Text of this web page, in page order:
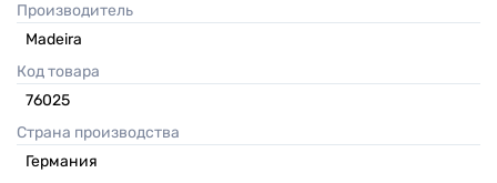
Производитель
Madeira
Код товара
76025
Страна производства
Германия